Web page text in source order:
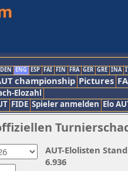
DEN ENG ESP FAI FIN FRA GER GRE INA
championship Pictures
Elozahl
FIDE Spieler anmelden Elo
AUT-Elolisten
6.936